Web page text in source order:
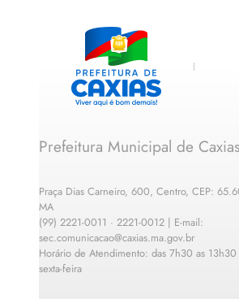
Prefeitura Municipal de Caxias
Praça Dias Carneiro, 600, Centro, CEP:
MA
(99) 2221-0011 · 2221-0012 | E-mail:
sec.comunicacao@caxias.ma.gov.br
Horário de Atendimento: das 7h30 as
sexta-feira